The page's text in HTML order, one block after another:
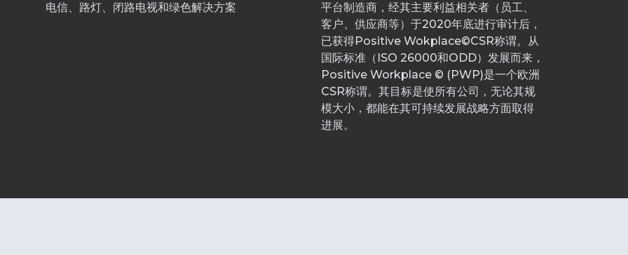
电信、路灯、闭路电视和绿色解决方案
平台制造商，经其主要利益相关者（员工、
客户、供应商等）于2020年底进行审计后，
已获得Positive Wokplace©CSR称谓。从
国际标准（ISO 26000和ODD）发展而来，
Positive Workplace © (PWP)是一个欧洲
CSR称谓。其目标是使所有公司，无论其规
模大小，都能在其可持续发展战略方面取得
进展。